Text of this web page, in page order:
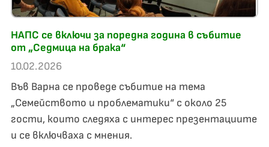
НАПС се включи за поредна година в събитие
от „Седмица на брака“
10.02.2026
Във Варна се проведе събитие на тема
„Семейството и проблематики“ с около 25
гости, които следяха с интерес презентациите
и се включваха с мнения.